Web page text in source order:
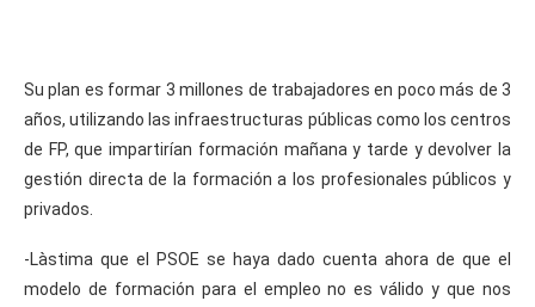
Su plan es formar 3 millones de trabajadores en poco más de 3
años, utilizando las infraestructuras públicas como los centros
de FP, que impartirían formación mañana y tarde y devolver la
gestión directa de la formación a los profesionales públicos y
privados.
-Làstima que el PSOE se haya dado cuenta ahora de que el
modelo de formación para el empleo no es válido y que nos